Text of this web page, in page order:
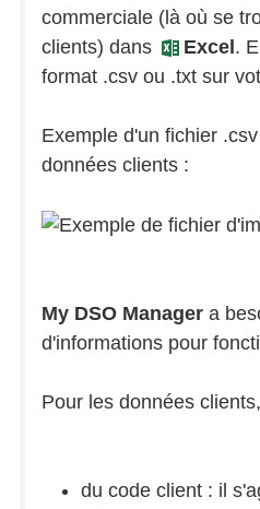
commerciale (là où se
clients) dans
Excel .
format .csv ou .txt sur
Exemple d'un fichier
données clients :
My DSO Managera
d'informations pour
Pour les données
du code client : il